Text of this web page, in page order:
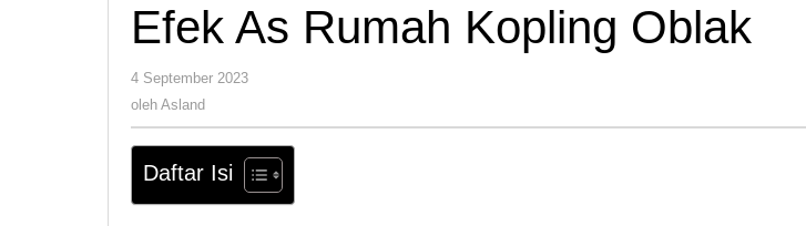
Efek As Rumah Kopling Oblak
4 September 2023
oleh Asland
Daftar Isi